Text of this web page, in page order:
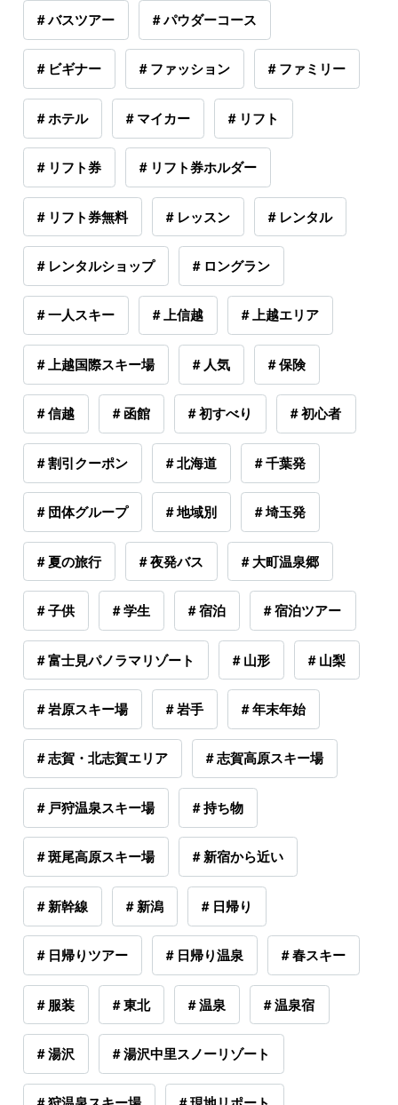
# バスツアー # パウダーコース
# ビギナー # ファッション # ファミリー
# ホテル # マイカー # リフト
# リフト券 # リフト券ホルダー
# リフト券無料 # レッスン # レンタル
# レンタルショップ # ロングラン
# 一人スキー # 上信越 # 上越エリア
# 上越国際スキー場 # 人気 # 保険
# 信越 # 函館 # 初すべり # 初心者
# 割引クーポン # 北海道 # 千葉発
# 団体グループ # 地域別 # 埼玉発
# 夏の旅行 # 夜発バス # 大町温泉郷
# 子供 # 学生 # 宿泊 # 宿泊ツアー
# 富士見パノラマリゾート # 山形 # 山梨
# 岩原スキー場 # 岩手 # 年末年始
# 志賀・北志賀エリア # 志賀高原スキー場
# 戸狩温泉スキー場 # 持ち物
# 斑尾高原スキー場 # 新宿から近い
# 新幹線 # 新潟 # 日帰り
# 日帰りツアー # 日帰り温泉 # 春スキー
# 服装 # 東北 # 温泉 # 温泉宿
# 湯沢 # 湯沢中里スノーリゾート